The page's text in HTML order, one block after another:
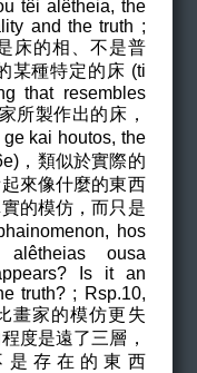
têi alêtheia, the
and the truth ;
床的相、不是普
某種特定的床 (ti
that resembles
所製作出的床，
kai houtos, the
，類似於實際的
來像什麼的東西
的模仿，而只是
hos
alêtheias ousa
Is it an
truth? ; Rsp.10,
畫家的模仿更失
度是遠了三層，
存在的東西